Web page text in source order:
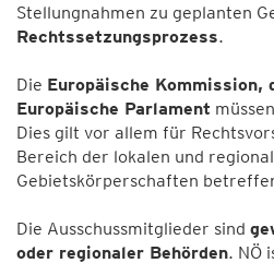
Stellungnahmen zu geplanten
Rechtssetzungsprozess.
Die Europäische Kommission,
Europäische Parlament
Dies gilt vor allem für
Bereich der lokalen und
Gebietskörperschaften
Die Ausschussmitglieder sind
oder regionaler Behörden. NÖ